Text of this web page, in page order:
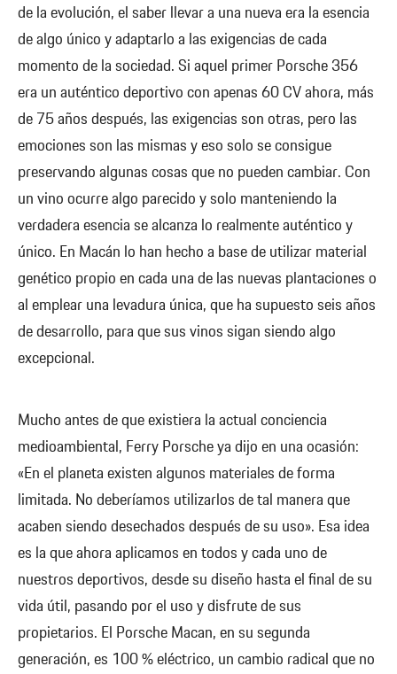
de la evolución, el saber llevar a una nueva era la esencia
de algo único y adaptarlo a las exigencias de cada
momento de la sociedad. Si aquel primer Porsche 356
era un auténtico deportivo con apenas 60 CV ahora, más
de 75 años después, las exigencias son otras, pero las
emociones son las mismas y eso solo se consigue
preservando algunas cosas que no pueden cambiar. Con
un vino ocurre algo parecido y solo manteniendo la
verdadera esencia se alcanza lo realmente auténtico y
único. En Macán lo han hecho a base de utilizar material
genético propio en cada una de las nuevas plantaciones o
al emplear una levadura única, que ha supuesto seis años
de desarrollo, para que sus vinos sigan siendo algo
excepcional.
Mucho antes de que existiera la actual conciencia
medioambiental, Ferry Porsche ya dijo en una ocasión:
«En el planeta existen algunos materiales de forma
limitada. No deberíamos utilizarlos de tal manera que
acaben siendo desechados después de su uso». Esa idea
es la que ahora aplicamos en todos y cada uno de
nuestros deportivos, desde su diseño hasta el final de su
vida útil, pasando por el uso y disfrute de sus
propietarios. El Porsche Macan, en su segunda
generación, es 100 % eléctrico, un cambio radical que no